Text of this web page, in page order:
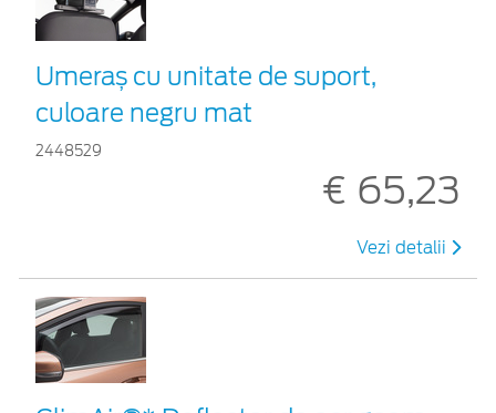
Umeraș cu unitate de suport,
culoare negru mat
2448529
€ 65,23
Vezi detalii